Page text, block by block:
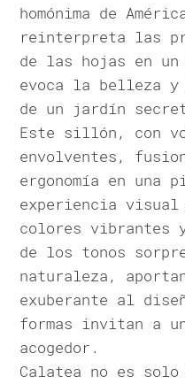
homónima de
reinterpreta las
de las hojas en un
evoca la belleza
de un jardín
Este sillón, con
envolventes,
ergonomía en una
experiencia
colores vibrantes
de los tonos
naturaleza,
exuberante al
formas invitan a
acogedor.
Calatea no es